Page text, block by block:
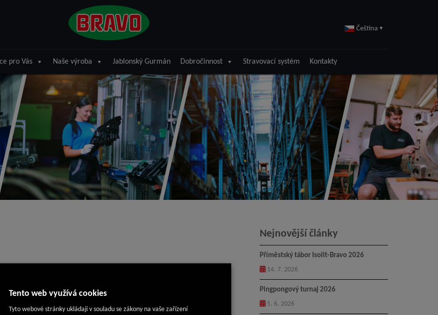
Čeština ▾
pro Vás Naše výroba Jablonský Gurmán Dobročinnost Stravovací systém Kontakty
Nejnovější články
Příměstský tábor Isolit-Bravo 2026
14. 7. 2026
Pingpongový turnaj 2026
5. 6. 2026
Tento web využívá cookies
Tyto webové stránky ukládají v souladu se zákony na vaše zařízení